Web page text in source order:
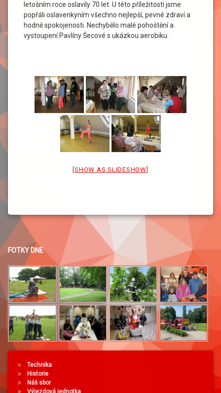
letošním roce oslavily 70 let. U této příležitosti jsme
popřáli oslavenkyním všechno nejlepší, pevné zdraví a
hodně spokojenosti. Nechybělo malé pohoštění a
vystoupení Pavlíny Šecové s ukázkou aerobiku.
[SHOW AS SLIDESHOW]
FOTKY DNE
Technika
Historie
Náš sbor
Výjezdová jednotka